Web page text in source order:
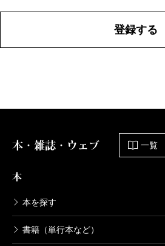
登録する
本・雑誌・ウェブ 一覧
本
本を探す
書籍（単行本など）